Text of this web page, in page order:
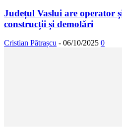
Județul Vaslui are operator
construcții și demolări
Cristian Pătrașcu - 06/10/2025 0